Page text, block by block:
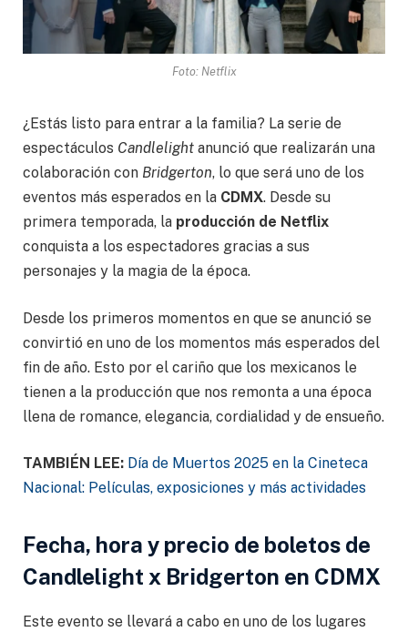
Foto: Netflix
¿Estás listo para entrar a la familia? La serie de
espectáculos Candlelight anunció que realizarán una
colaboración con Bridgerton, lo que será uno de los
eventos más esperados en la CDMX. Desde su
primera temporada, la producción de Netflix
conquista a los espectadores gracias a sus
personajes y la magia de la época.
Desde los primeros momentos en que se anunció se
convirtió en uno de los momentos más esperados del
fin de año. Esto por el cariño que los mexicanos le
tienen a la producción que nos remonta a una época
llena de romance, elegancia, cordialidad y de ensueño.
TAMBIÉN LEE: Día de Muertos 2025 en la Cineteca
Nacional: Películas, exposiciones y más actividades
Fecha, hora y precio de boletos de
Candlelight x Bridgerton en CDMX
Este evento se llevará a cabo en uno de los lugares